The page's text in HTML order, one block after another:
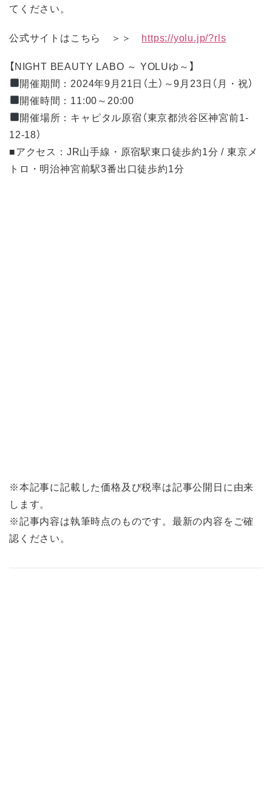
てください。
公式サイトはこちら ＞＞ https://yolu.jp/?rls
【NIGHT BEAUTY LABO ～ YOLUゆ～】
開催期間：2024年9月21日（土）～9月23日（月・祝）
開催時間：11:00～20:00
開催場所：キャピタル原宿（東京都渋谷区神宮前1-
12-18）
■アクセス：JR山手線・原宿駅東口徒歩約1分 / 東京メ
トロ・明治神宮前駅3番出口徒歩約1分
※本記事に記載した価格及び税率は記事公開日に由来
します。
※記事内容は執筆時点のものです。最新の内容をご確
認ください。